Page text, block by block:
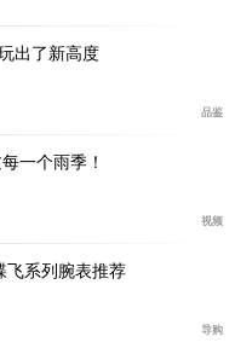
位于6点钟位置。“五
着同轴擒纵系统（Co-
Chronometer)，这些
先推出，在制表史上具
出了新高度
品鉴
一个雨季！
视频
飞系列腕表推荐
导购